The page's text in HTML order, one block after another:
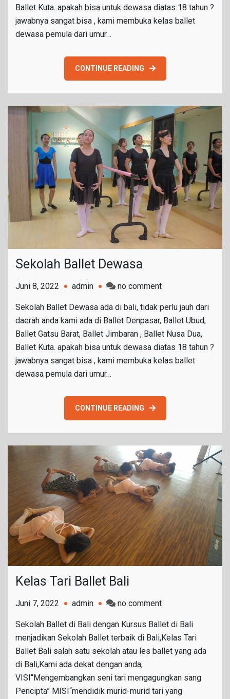
Ballet Kuta. apakah bisa untuk dewasa diatas 18 tahun ?
jawabnya sangat bisa , kami membuka kelas ballet
dewasa pemula dari umur…
CONTINUE READING
Sekolah Ballet Dewasa
Juni 8, 2022 admin no commenton
Ballet
Dewasa
Sekolah Ballet Dewasa ada di bali, tidak perlu jauh dari
daerah anda kami ada di Ballet Denpasar, Ballet Ubud,
Ballet Gatsu Barat, Ballet Jimbaran , Ballet Nusa Dua,
Ballet Kuta. apakah bisa untuk dewasa diatas 18 tahun ?
jawabnya sangat bisa , kami membuka kelas ballet
dewasa pemula dari umur…
CONTINUE READING
Kelas Tari Ballet Bali
Juni 7, 2022 admin no commenton
Tari
Ballet
Bali
Sekolah Ballet di Bali dengan Kursus Ballet di Bali
menjadikan Sekolah Ballet terbaik di Bali,Kelas Tari
Ballet Bali salah satu sekolah atau les ballet yang ada
di Bali,Kami ada dekat dengan anda,
VISI“Mengembangkan seni tari mengagungkan sang
Pencipta” MISI“mendidik murid-murid tari yang